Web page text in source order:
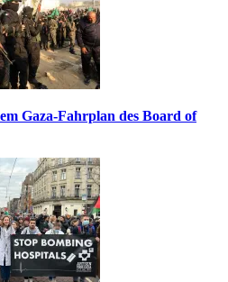
Gaza-Fahrplan des Board of